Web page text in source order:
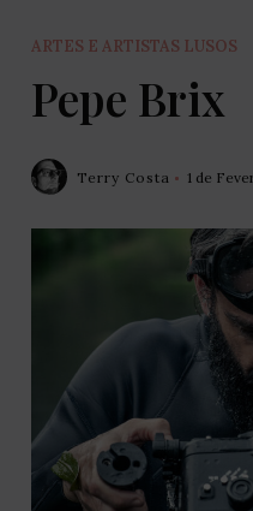
ARTES E ARTISTAS LUSOS
Pepe Brix
Terry Costa 1 de